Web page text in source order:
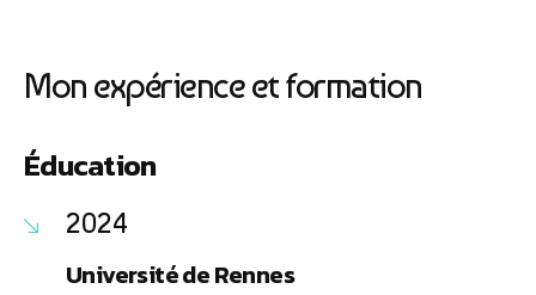
Mon expérience et formation
Éducation
2024
Université de Rennes